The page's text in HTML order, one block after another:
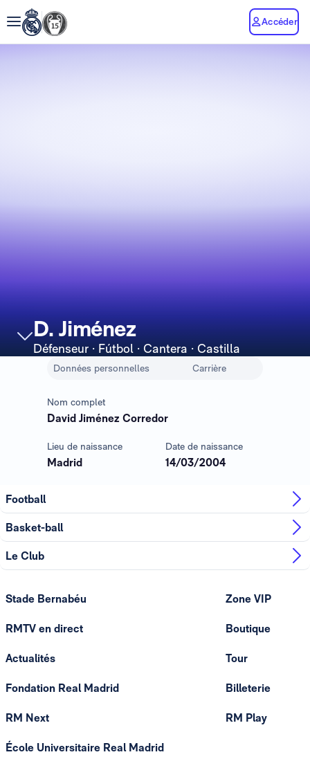
Accéder
D. Jiménez
Défenseur · Fútbol · Cantera · Castilla
Données personnelles Carrière
Nom complet
David Jiménez Corredor
Lieu de naissance
Madrid
Date de naissance
14/03/2004
Football
Basket-ball
Le Club
Stade Bernabéu
RMTV en direct
Actualités
Fondation Real Madrid
RM Next
École Universitaire Real Madrid
Zone VIP
Boutique
Tour
Billeterie
RM Play